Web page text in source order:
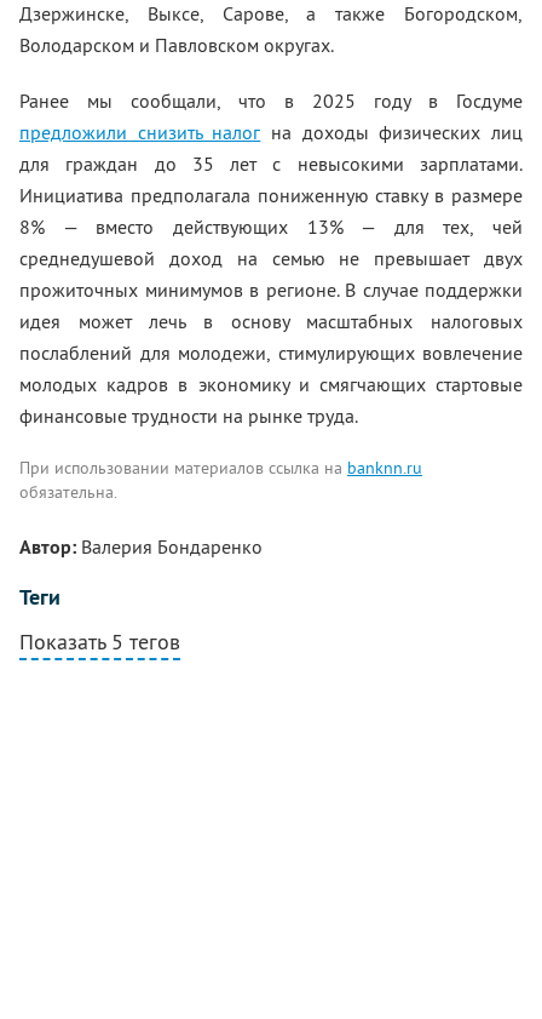
Дзержинске, Выксе, Сарове, а также Богородском,
Володарском и Павловском округах.
Ранее мы сообщали, что в 2025 году в Госдуме
предложили снизить налог на доходы физических лиц
для граждан до 35 лет с невысокими зарплатами.
Инициатива предполагала пониженную ставку в размере
8% — вместо действующих 13% — для тех, чей
среднедушевой доход на семью не превышает двух
прожиточных минимумов в регионе. В случае поддержки
идея может лечь в основу масштабных налоговых
послаблений для молодежи, стимулирующих вовлечение
молодых кадров в экономику и смягчающих стартовые
финансовые трудности на рынке труда.
При использовании материалов ссылка на banknn.ru
обязательна.
Автор: Валерия Бондаренко
Теги
Показать 5 тегов